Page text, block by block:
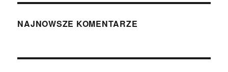
NAJNOWSZE KOMENTARZE